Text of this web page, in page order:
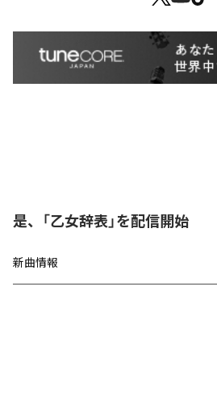
是、「乙女辞表」を配信開始
新曲情報